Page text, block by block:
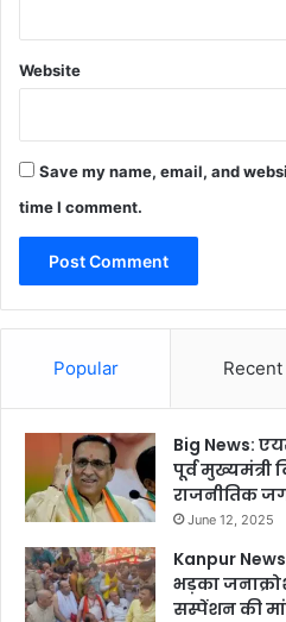
Website
Save my name, email, and
time I comment.
Popular Recent
Big News:
पूर्व मुख्यमंत्री
राजनीतिक
June 12, 2025
Kanpur
भड़का
सस्पेंशन की